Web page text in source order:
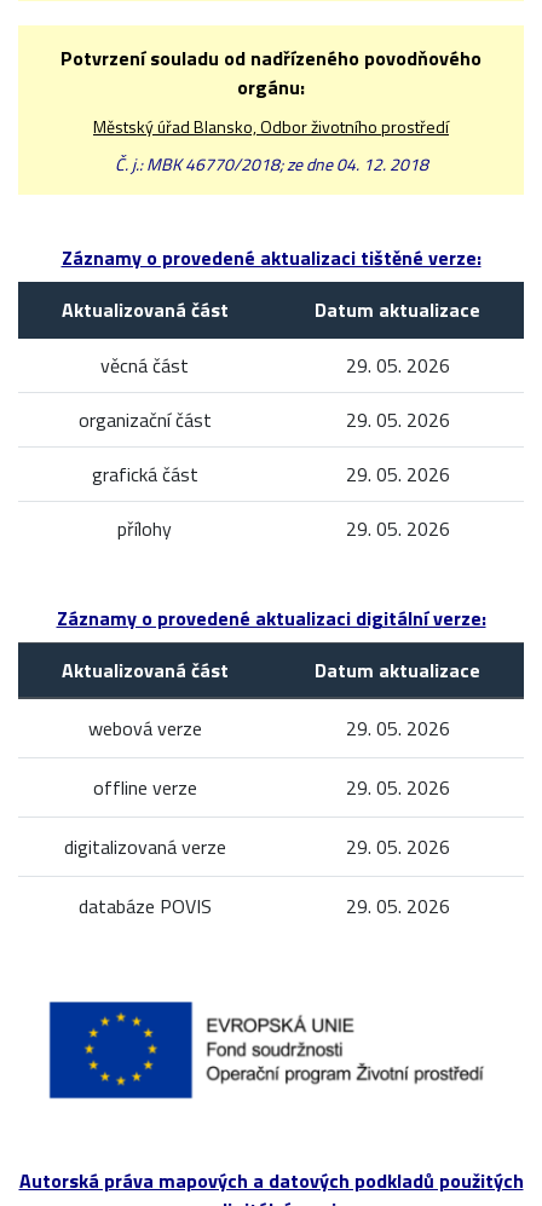
Potvrzení souladu od nadřízeného povodňového
orgánu:
Městský úřad Blansko, Odbor životního prostředí
Č. j.: MBK 46770/2018; ze dne 04. 12. 2018
Záznamy o provedené aktualizaci tištěné verze:
Aktualizovaná část
Datum aktualizace
věcná část
29. 05. 2026
organizační část
29. 05. 2026
grafická část
29. 05. 2026
přílohy
29. 05. 2026
Záznamy o provedené aktualizaci digitální verze:
Aktualizovaná část
Datum aktualizace
webová verze
29. 05. 2026
offline verze 29. 05. 2026
digitalizovaná verze 29. 05. 2026
databáze POVIS 29. 05. 2026
Autorská práva mapových a datových podkladů použitých